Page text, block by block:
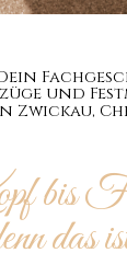
und
Zwickau,
bis
das